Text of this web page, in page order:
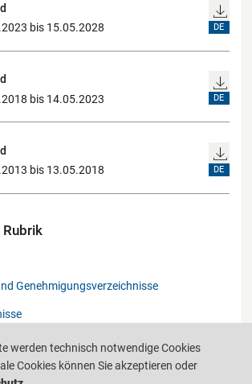
bis 15.05.2028
DE
bis 14.05.2023
DE
bis 13.05.2018
DE
Rubrik
Genehmigungsverzeichnisse
werden technisch notwendige Cookies
Cookies können Sie akzeptieren oder